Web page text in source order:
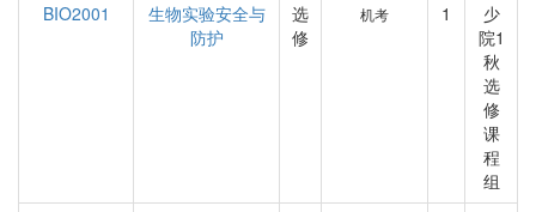
BIO2001
生物实验安全与
防护
选
修
机考 1
少
院1
秋
选
修
课
程
组